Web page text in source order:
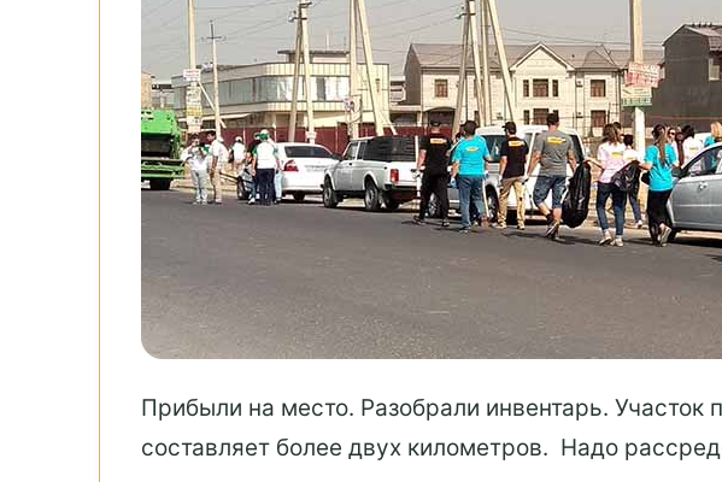
Прибыли на место. Разобрали инвентарь.
составляет более двух километров. Надо